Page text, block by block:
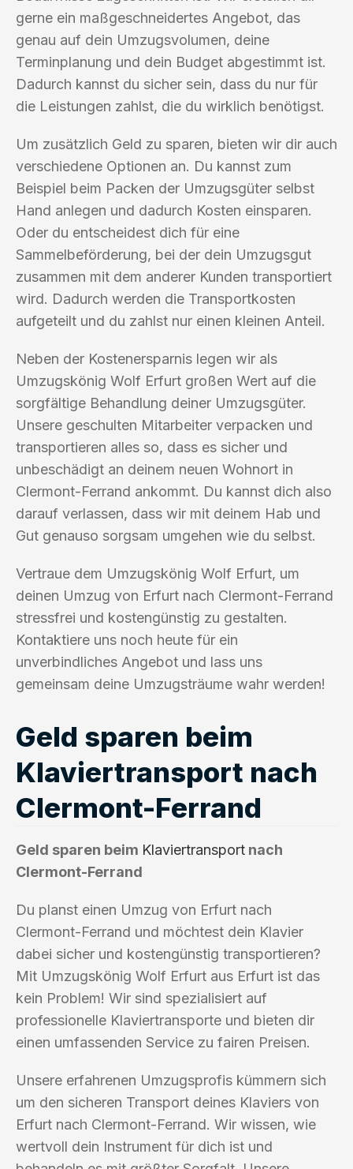
gerne ein maßgeschneidertes Angebot, das
genau auf dein Umzugsvolumen, deine
Terminplanung und dein Budget abgestimmt ist.
Dadurch kannst du sicher sein, dass du nur für
die Leistungen zahlst, die du wirklich benötigst.
Um zusätzlich Geld zu sparen, bieten wir dir auch
verschiedene Optionen an. Du kannst zum
Beispiel beim Packen der Umzugsgüter selbst
Hand anlegen und dadurch Kosten einsparen.
Oder du entscheidest dich für eine
Sammelbeförderung, bei der dein Umzugsgut
zusammen mit dem anderer Kunden transportiert
wird. Dadurch werden die Transportkosten
aufgeteilt und du zahlst nur einen kleinen Anteil.
Neben der Kostenersparnis legen wir als
Umzugskönig Wolf Erfurt großen Wert auf die
sorgfältige Behandlung deiner Umzugsgüter.
Unsere geschulten Mitarbeiter verpacken und
transportieren alles so, dass es sicher und
unbeschädigt an deinem neuen Wohnort in
Clermont-Ferrand ankommt. Du kannst dich also
darauf verlassen, dass wir mit deinem Hab und
Gut genauso sorgsam umgehen wie du selbst.
Vertraue dem Umzugskönig Wolf Erfurt, um
deinen Umzug von Erfurt nach Clermont-Ferrand
stressfrei und kostengünstig zu gestalten.
Kontaktiere uns noch heute für ein
unverbindliches Angebot und lass uns
gemeinsam deine Umzugsträume wahr werden!
Geld sparen beim
Klaviertransport nach
Clermont-Ferrand
Geld sparen beim Klaviertransport nach
Clermont-Ferrand
Du planst einen Umzug von Erfurt nach
Clermont-Ferrand und möchtest dein Klavier
dabei sicher und kostengünstig transportieren?
Mit Umzugskönig Wolf Erfurt aus Erfurt ist das
kein Problem! Wir sind spezialisiert auf
professionelle Klaviertransporte und bieten dir
einen umfassenden Service zu fairen Preisen.
Unsere erfahrenen Umzugsprofis kümmern sich
um den sicheren Transport deines Klaviers von
Erfurt nach Clermont-Ferrand. Wir wissen, wie
wertvoll dein Instrument für dich ist und